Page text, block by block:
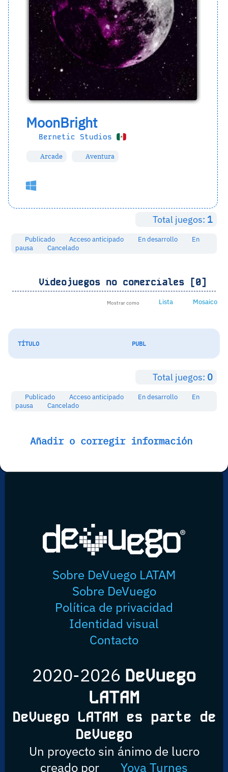
MoonBright
Bernetic Studios
Arcade Aventura
Total juegos: 1
Publicado Acceso anticipado En desarrollo
En
pausa
Cancelado
Videojuegos no comerciales [0]
Mostrar como Lista Mosaico
TÍTULO PUBL
Total juegos: 0
Publicado Acceso anticipado En desarrollo
En
pausa
Cancelado
Añadir o corregir información
Sobre DeVuego LATAM
Sobre DeVuego
Política de privacidad
Identidad visual
Contacto
2020-2026 DeVuego
LATAM
DeVuego LATAM es parte de
DeVuego
Un proyecto sin ánimo de lucro
creado por
Yova Turnes